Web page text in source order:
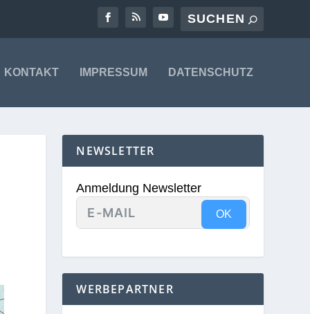
KONTAKT IMPRESSUM DATENSCHUTZ
NEWSLETTER
Anmeldung Newsletter
OK
WERBEPARTNER